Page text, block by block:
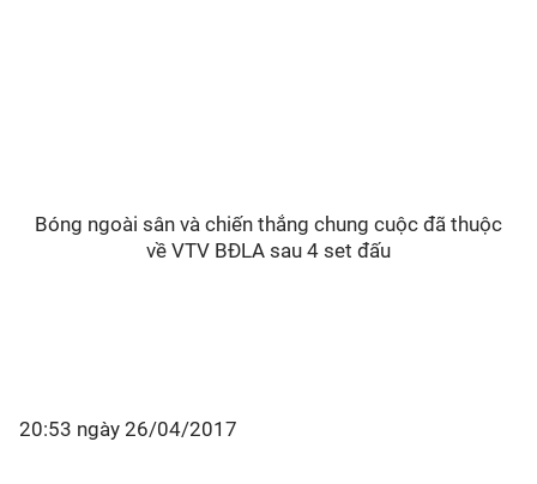
Bóng ngoài sân và chiến thắng chung cuộc đã thuộc
về VTV BĐLA sau 4 set đấu
20:53 ngày 26/04/2017